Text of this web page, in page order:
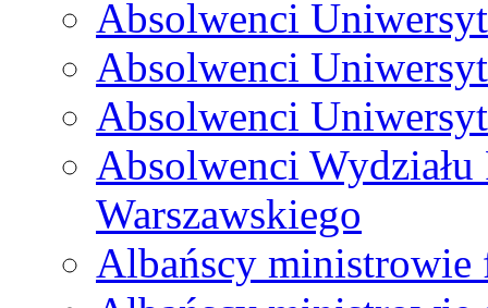
Absolwenci
Absolwenci
Absolwenci
Absolwenci
Warszawskiego
Albańscy ministrowie